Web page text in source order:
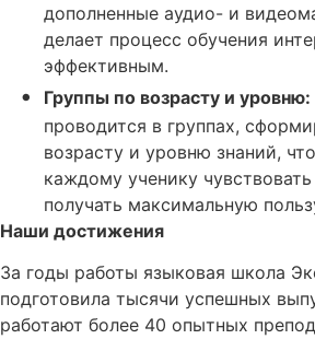
дополненные аудио- и
делает процесс обучения
эффективным.
Группы по возрасту и уровню:
проводится в группах,
возрасту и уровню знаний,
каждому ученику
получать максимальную
Наши достижения
За годы работы языковая школа
подготовила тысячи успешных
работают более 40 опытных